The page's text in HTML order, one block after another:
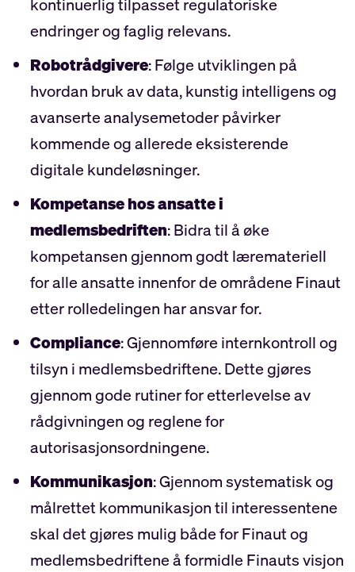
kontinuerlig tilpasset regulatoriske
endringer og faglig relevans.
Robotrådgivere: Følge utviklingen på
hvordan bruk av data, kunstig intelligens og
avanserte analysemetoder påvirker
kommende og allerede eksisterende
digitale kundeløsninger.
Kompetanse hos ansatte i
medlemsbedriften: Bidra til å øke
kompetansen gjennom godt læremateriell
for alle ansatte innenfor de områdene Finaut
etter rolledelingen har ansvar for.
Compliance: Gjennomføre internkontroll og
tilsyn i medlemsbedriftene. Dette gjøres
gjennom gode rutiner for etterlevelse av
rådgivningen og reglene for
autorisasjonsordningene.
Kommunikasjon: Gjennom systematisk og
målrettet kommunikasjon til interessentene
skal det gjøres mulig både for Finaut og
medlemsbedriftene å formidle Finauts visjon